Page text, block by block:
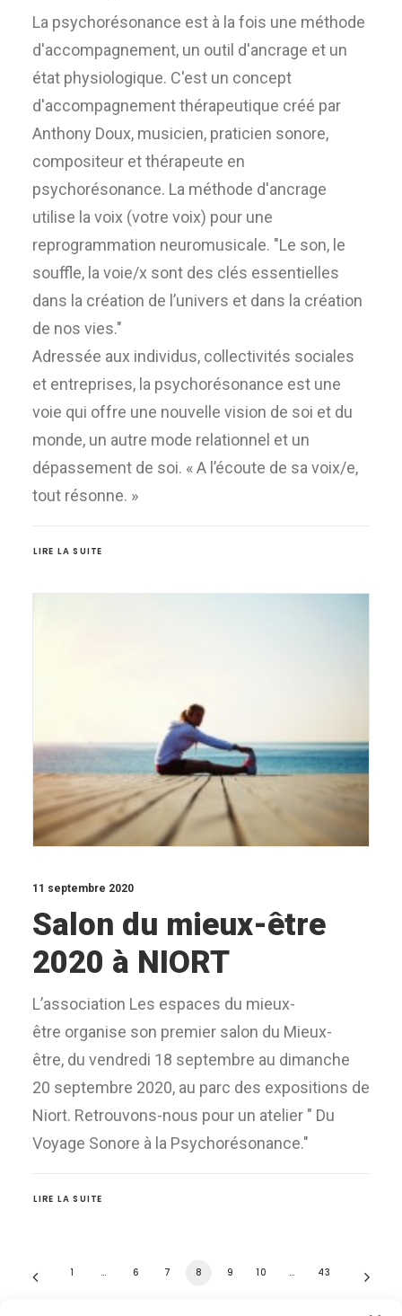
La psychorésonance est à la fois une méthode
d'accompagnement, un outil d'ancrage et un
état physiologique. C'est un concept
d'accompagnement thérapeutique créé par
Anthony Doux, musicien, praticien sonore,
compositeur et thérapeute en
psychorésonance. La méthode d'ancrage
utilise la voix (votre voix) pour une
reprogrammation neuromusicale. "Le son, le
souffle, la voie/x sont des clés essentielles
dans la création de l’univers et dans la création
de nos vies."
Adressée aux individus, collectivités sociales
et entreprises, la psychorésonance est une
voie qui offre une nouvelle vision de soi et du
monde, un autre mode relationnel et un
dépassement de soi. « A l’écoute de sa voix/e,
tout résonne. »
LIRE LA SUITE
11 septembre 2020
Salon du mieux-être
2020 à NIORT
L’association Les espaces du mieux-
être organise son premier salon du Mieux-
être, du vendredi 18 septembre au dimanche
20 septembre 2020, au parc des expositions de
Niort. Retrouvons-nous pour un atelier " Du
Voyage Sonore à la Psychorésonance."
LIRE LA SUITE
1 … 6 7 8 9 10 … 43